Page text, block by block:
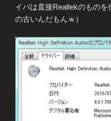
イバは直接Realtekのもの
の古いんだもんｗ）